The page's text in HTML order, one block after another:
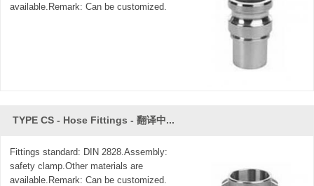
available.Remark: Can be customized.
TYPE CS - Hose Fittings - 翻译中...
Fittings standard: DIN 2828.Assembly:
safety clamp.Other materials are
available.Remark: Can be customized.